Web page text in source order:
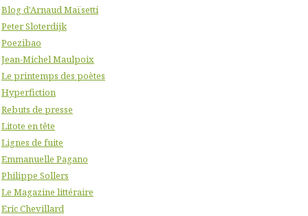
Blog d'Arnaud Maïsetti
Peter Sloterdijk
Poezibao
Jean-Michel Maulpoix
Le printemps des poètes
Hyperfiction
Rebuts de presse
Litote en tête
Lignes de fuite
Emmanuelle Pagano
Philippe Sollers
Le Magazine littéraire
Eric Chevillard